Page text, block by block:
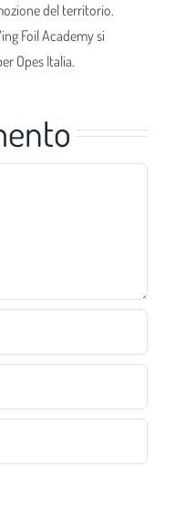
del territorio.
Foil Academy si
Opes Italia.